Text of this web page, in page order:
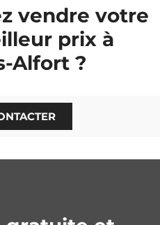
vendre votre
prix à
Alfort ?